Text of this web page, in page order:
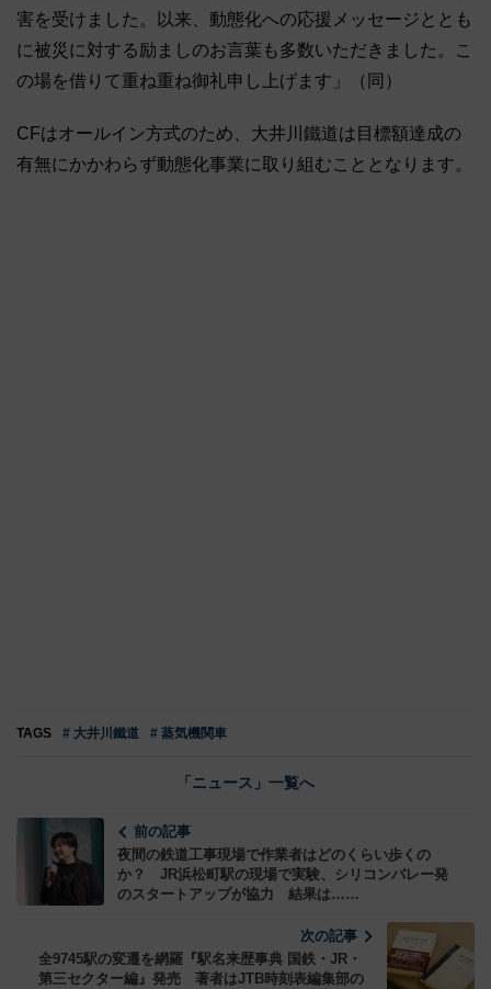
害を受けました。以来、動態化への応援メッセージととも
に被災に対する励ましのお言葉も多数いただきました。こ
の場を借りて重ね重ね御礼申し上げます」（同）
CFはオールイン方式のため、大井川鐵道は目標額達成の
有無にかかわらず動態化事業に取り組むこととなります。
TAGS # 大井川鐵道 # 蒸気機関車
「ニュース」一覧へ
前の記事
夜間の鉄道工事現場で作業者はどのくらい歩くの
か？ JR浜松町駅の現場で実験、シリコンバレー発
のスタートアップが協力 結果は……
次の記事
全9745駅の変遷を網羅『駅名来歴事典 国鉄・JR・
第三セクター編』発売 著者はJTB時刻表編集部の